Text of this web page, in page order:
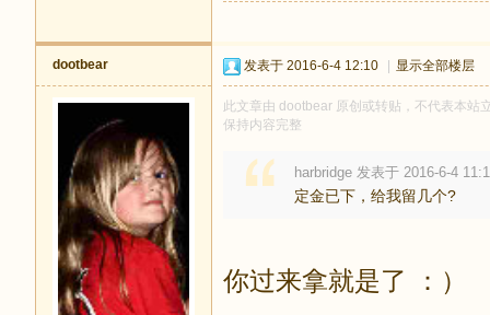
dootbear 发表于 2016-6-4 12:10 显示全部楼层
此文章由 dootbear 原创或转贴，不代表本站
保持内容完整
harbridge 发表于 2016-6-4
定金已下，给我留几个?
你过来拿就是了 ：）